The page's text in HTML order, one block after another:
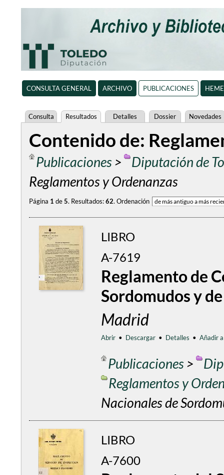
CONSULTA GENERAL ARCHIVO PUBLICACIONES
Consulta Resultados Detalles Dossier Novedades
Contenido de:
Publicaciones>
Diputación de
Reglamentos y Ordenanzas
Página 1 de5. Resultados:62. Ordenación
LIBRO
A-7619
Reglamento de
Sordomudos y
Madrid
Abrir • Descargar • Detalles • Añadir
Publicaciones>
Reglamentos y
Nacionales de
LIBRO
A-7600